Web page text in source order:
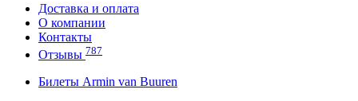
Доставка и оплата
О компании
Контакты
Отзывы 787
Билеты Armin van Buuren